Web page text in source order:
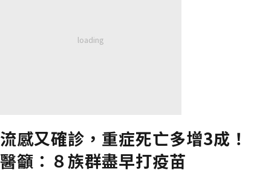
流感又確診，重症死亡多增3成！
醫籲：８族群盡早打疫苗